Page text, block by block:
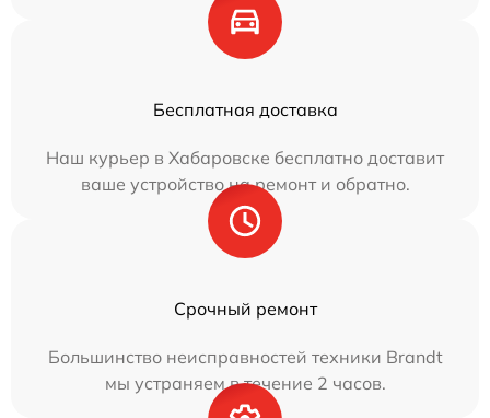
Бесплатная доставка
Наш курьер в Хабаровске бесплатно доставит
ваше устройство на ремонт и обратно.
Срочный ремонт
Большинство неисправностей техники Brandt
мы устраняем в течение 2 часов.